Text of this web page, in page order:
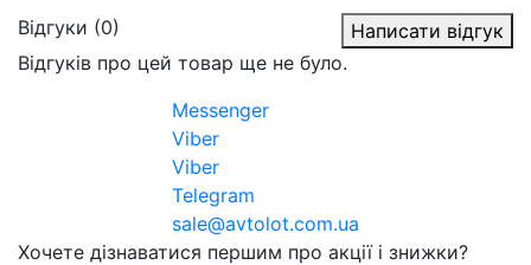
Відгуки (0)
Написати відгук
Відгуків про цей товар ще не було.
Messenger
Viber
Viber
Telegram
sale@avtolot.com.ua
Хочете дізнаватися першим про акції і знижки?